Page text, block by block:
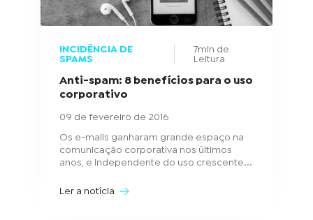
INCIDÊNCIA DE
SPAMS
7min de
Leitura
Anti-spam: 8 benefícios para o uso
corporativo
09 de fevereiro de 2016
Os e-mails ganharam grande espaço na
comunicação corporativa nos últimos
anos, e independente do uso crescente...
Ler a notícia